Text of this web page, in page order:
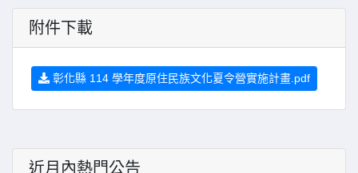
附件下載
彰化縣 114 學年度原住民族文化夏令營實施計畫.pdf
近月內熱門公告